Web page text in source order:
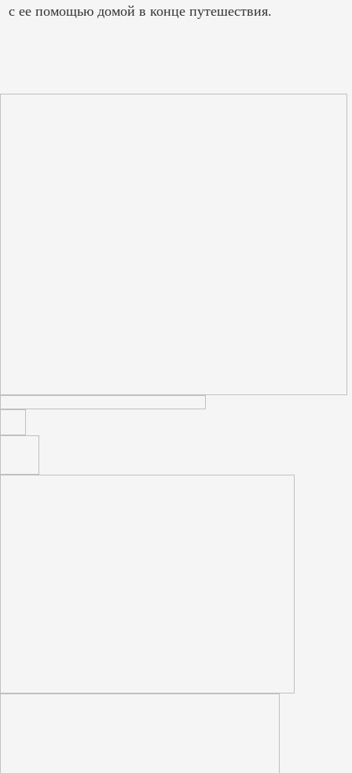
с ее помощью домой в конце путешествия.